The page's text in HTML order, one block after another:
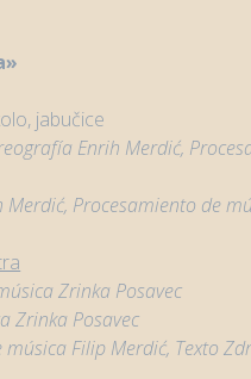
jabučice
Enrih Merdić,
Merdić, Procesamiento de
Zrinka Posavec
Zrinka Posavec
música Filip Merdić, Texto